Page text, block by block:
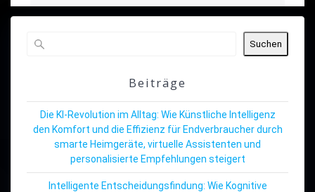
Suchen
Beiträge
Die KI-Revolution im Alltag: Wie Künstliche Intelligenz
den Komfort und die Effizienz für Endverbraucher durch
smarte Heimgeräte, virtuelle Assistenten und
personalisierte Empfehlungen steigert
Intelligente Entscheidungsfindung: Wie Kognitive